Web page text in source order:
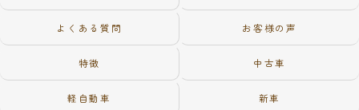
よくある質問 お客様の声
特徴 中古車
軽自動車 新車